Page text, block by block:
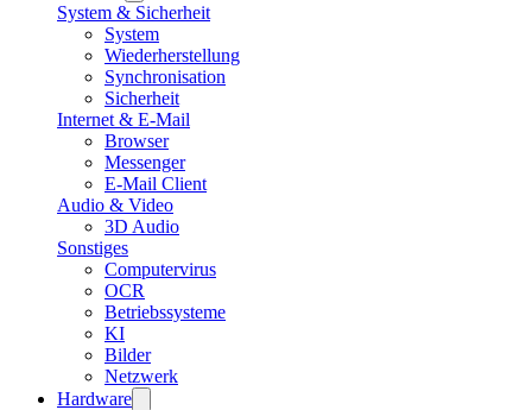
System & Sicherheit
System
Wiederherstellung
Synchronisation
Sicherheit
Internet & E-Mail
Browser
Messenger
E-Mail Client
Audio & Video
3D Audio
Sonstiges
Computervirus
OCR
Betriebssysteme
KI
Bilder
Netzwerk
Hardware